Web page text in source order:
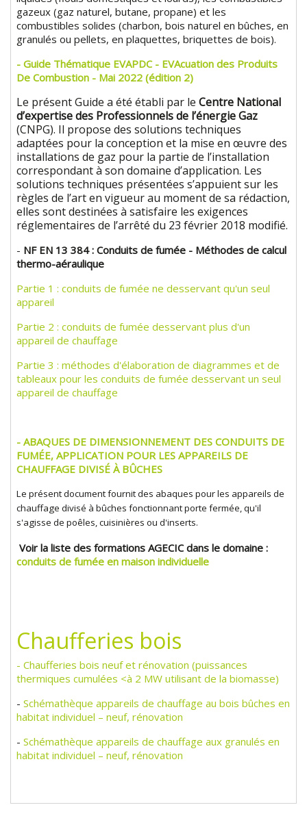
gazeux (gaz naturel, butane, propane) et les
combustibles solides (charbon, bois naturel en bûches, en
granulés ou pellets, en plaquettes, briquettes de bois).
- Guide Thématique EVAPDC - EVAcuation des Produits
De Combustion - Mai 2022 (édition 2)
Le présent Guide a été établi par leCentre National
d’expertise des Professionnels de l’énergie Gaz
(CNPG). Il propose des solutions techniques
adaptées pour la conception et la mise en œuvre des
installations de gaz pour la partie de l’installation
correspondant à son domaine d’application. Les
solutions techniques présentées s’appuient sur les
règles de l’art en vigueur au moment de sa rédaction,
elles sont destinées à satisfaire les exigences
réglementaires de l’arrêté du 23 février 2018 modifié.
- NF EN 13 384 : Conduits de fumée - Méthodes de calcul
thermo-aéraulique
Partie 1 : conduits de fumée ne desservant qu'un seul
appareil
Partie 2 : conduits de fumée desservant plus d'un
appareil de chauffage
Partie 3 : méthodes d'élaboration de diagrammes et de
tableaux pour les conduits de fumée desservant un seul
appareil de chauffage
- ABAQUES DE DIMENSIONNEMENT DES CONDUITS DE
FUMÉE, APPLICATION POUR LES APPAREILS DE
CHAUFFAGE DIVISÉ À BÛCHES
Le présent document fournit des abaques pour les appareils de
chauffage divisé à bûches fonctionnant porte fermée, qu'il
s'agisse de poêles, cuisinières ou d'inserts.
Voir la liste des formations AGECIC dans le domaine :
conduits de fumée en maison individuelle
Chaufferies bois
- Chaufferies bois neuf et rénovation (puissances
thermiques cumulées <à 2 MW utilisant de la biomasse)
-Schémathèque appareils de chauffage au bois bûches en
habitat individuel – neuf, rénovation
-Schémathèque appareils de chauffage aux granulés en
habitat individuel – neuf, rénovation